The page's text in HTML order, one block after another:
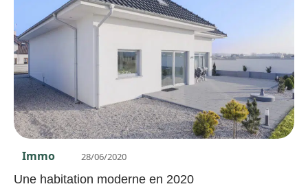
Immo 28/06/2020
Une habitation moderne en 2020